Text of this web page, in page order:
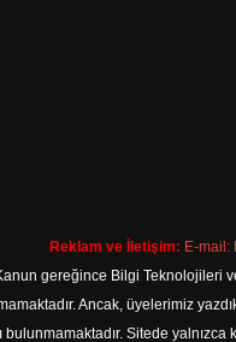
Reklam ve İletişim: E-mail:
gereğince Bilgi Teknolojileri
Ancak, üyelerimiz
bulunmamaktadır. Sitede